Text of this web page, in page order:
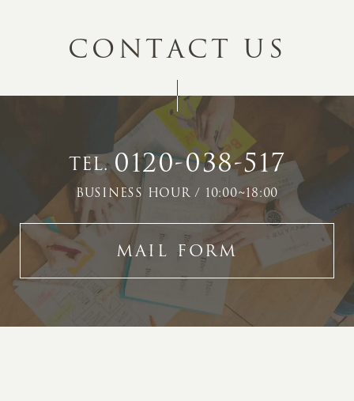
CONTACT US
TEL.0120-038-517
BUSINESS HOUR / 10:00~18:00
MAIL FORM